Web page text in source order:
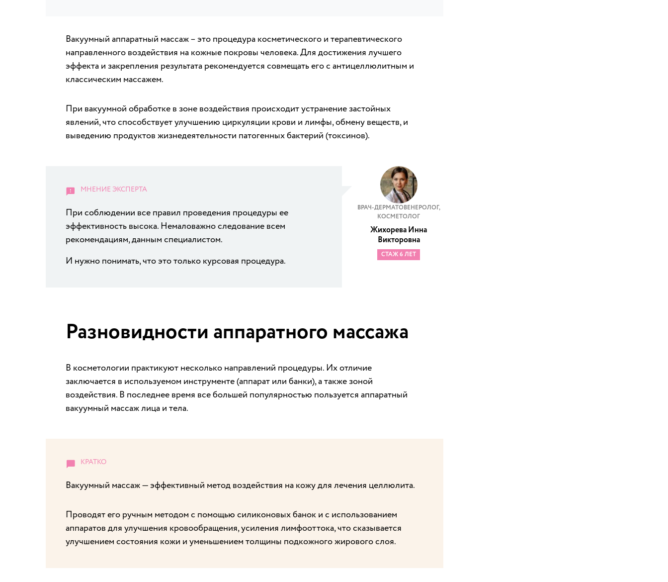
Вакуумный аппаратный массаж – это процедура косметического и терапевтического
направленного воздействия на кожные покровы человека. Для достижения лучшего
эффекта и закрепления результата рекомендуется совмещать его с антицеллюлитным и
классическим массажем.
При вакуумной обработке в зоне воздействия происходит устранение застойных
явлений, что способствует улучшению циркуляции крови и лимфы, обмену веществ, и
выведению продуктов жизнедеятельности патогенных бактерий (токсинов).
При соблюдении все правил проведения процедуры ее
эффективность высока. Немаловажно следование всем
рекомендациям, данным специалистом.
И нужно понимать, что это только курсовая процедура.
ВРАЧ-ДЕРМАТОВЕНЕРОЛОГ,
КОСМЕТОЛОГ
Жихорева Инна
Викторовна
СТАЖ 6 ЛЕТ
Разновидности аппаратного массажа
В косметологии практикуют несколько направлений процедуры. Их отличие
заключается в используемом инструменте (аппарат или банки), а также зоной
воздействия. В последнее время все большей популярностью пользуется аппаратный
вакуумный массаж лица и тела.
Вакуумный массаж — эффективный метод воздействия на кожу для лечения целлюлита.
Проводят его ручным методом с помощью силиконовых банок и с использованием
аппаратов для улучшения кровообращения, усиления лимфооттока, что сказывается
улучшением состояния кожи и уменьшением толщины подкожного жирового слоя.